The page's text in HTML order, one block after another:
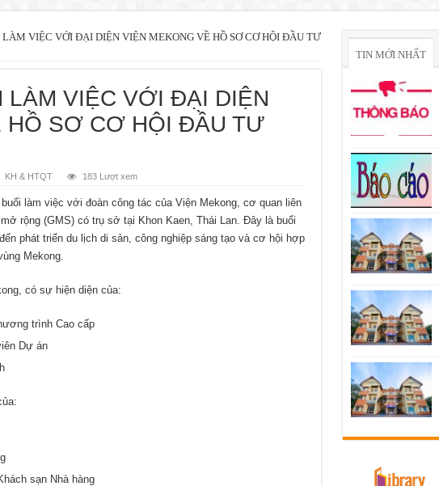
VIỆC VỚI ĐẠI DIỆN VIỆN MEKONG VỀ HỒ SƠ CƠ HỘI ĐẦU TƯ
LÀM VIỆC VỚI ĐẠI DIỆN
HỒ SƠ CƠ HỘI ĐẦU TƯ
KH & HTQT 183 Lượt xem
làm việc với đoàn công tác của Viện Mekong, cơ quan liên
rộng (GMS) có trụ sở tại Khon Kaen, Thái Lan. Đây là buổi
phát triển du lịch di sản, công nghiệp sáng tạo và cơ hội hợp
Mekong.
có sự hiện diện của:
trình Cao cấp
Dự án
sạn Nhà hàng
TIN MỚI NHẤT